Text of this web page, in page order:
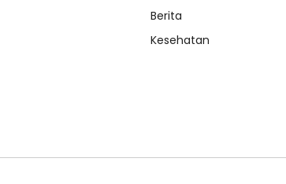
Berita
Kesehatan